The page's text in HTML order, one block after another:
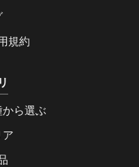
規約
から選ぶ
ア